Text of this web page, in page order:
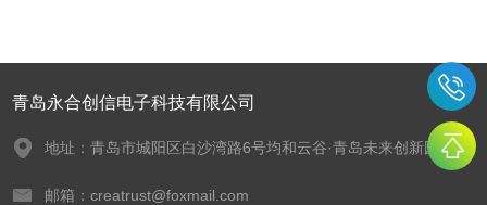
青岛永合创信电子科技有限公司
地址：青岛市城阳区白沙湾路6号均和云谷·青岛未来创新园
邮箱：creatrust@foxmail.com